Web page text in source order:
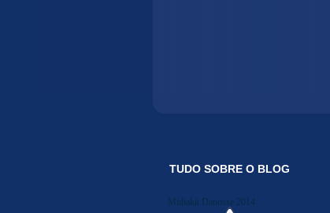
TUDO SOBRE O BLOG
Midiakit Danosse 2014